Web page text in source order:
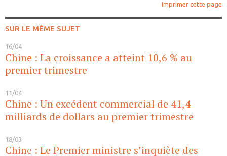
Imprimer cette page
SUR LE MÊME SUJET
16/04
Chine : La croissance a atteint 10,6 % au
premier trimestre
11/04
Chine : Un excédent commercial de 41,4
milliards de dollars au premier trimestre
18/03
Chine : Le Premier ministre s’inquiète des